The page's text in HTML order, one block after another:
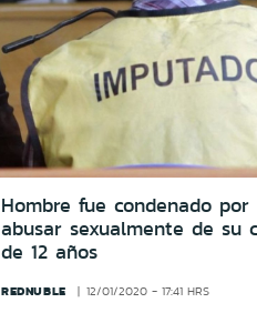
Hombre fue condenado por
abusar sexualmente de su
de 12 años
REDNUBLE 12/01/2020 - 17:41 HRS